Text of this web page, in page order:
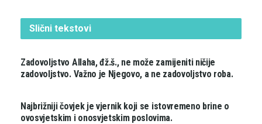
Slični tekstovi
IZREKE
Zadovoljstvo Allaha, đž.š., ne može zamijeniti ničije
zadovoljstvo. Važno je Njegovo, a ne zadovoljstvo roba.
Najbrižniji čovjek je vjernik koji se istovremeno brine o
ovosvjetskim i onosvjetskim poslovima.